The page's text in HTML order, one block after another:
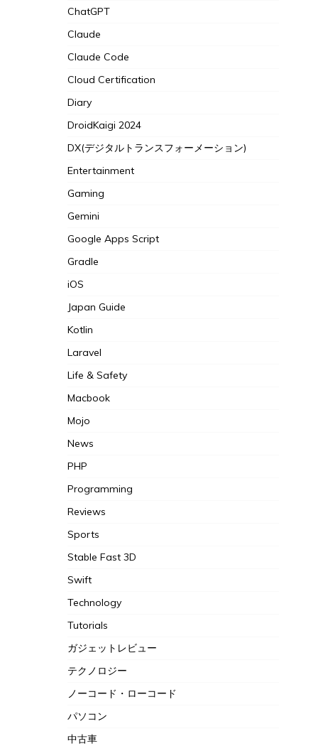
ChatGPT
Claude
Claude Code
Cloud Certification
Diary
DroidKaigi 2024
DX(デジタルトランスフォーメーション)
Entertainment
Gaming
Gemini
Google Apps Script
Gradle
iOS
Japan Guide
Kotlin
Laravel
Life & Safety
Macbook
Mojo
News
PHP
Programming
Reviews
Sports
Stable Fast 3D
Swift
Technology
Tutorials
ガジェットレビュー
テクノロジー
ノーコード・ローコード
パソコン
中古車